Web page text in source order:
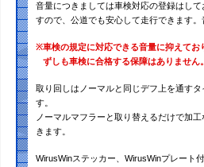
音量につきましては車検対応の登録はし
すので、公道でも安心して走行できます
※車検の規定に対応できる音量に抑えて
ずしも車検に合格する保障はありませ
取り回しはノーマルと同じデフ上を通す
す。
ノーマルマフラーと取り替えるだけで加
きます。
WirusWinステッカー、WirusWinプレート